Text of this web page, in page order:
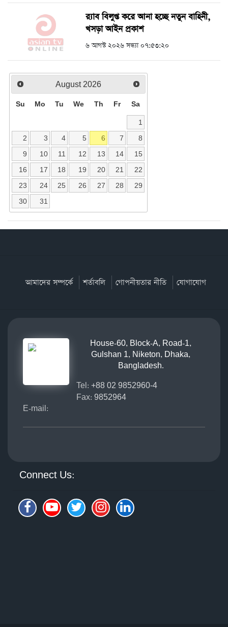
র‍্যাব বিলুপ্ত করে আনা হচ্ছে নতুন বাহিনী,
খসড়া আইন প্রকাশ
৬ আগস্ট ২০২৬ সন্ধ্যা ০৭:৫৩:২০
August 2026
Su Mo Tu We Th Fr Sa
1
2
3 4 5 6 7
8
9
10 11 12 13 14
15
16
17 18 19 20 21
22
23
24 25 26 27 28
29
30
31
আমাদের সম্পর্কে শর্তাবলি গোপনীয়তার নীতি যোগাযোগ
House-60, Block-A, Road-1,
Gulshan 1, Niketon, Dhaka,
Bangladesh.
Tel: +88 02 9852960-4
Fax: 9852964
E-mail:
Connect Us: